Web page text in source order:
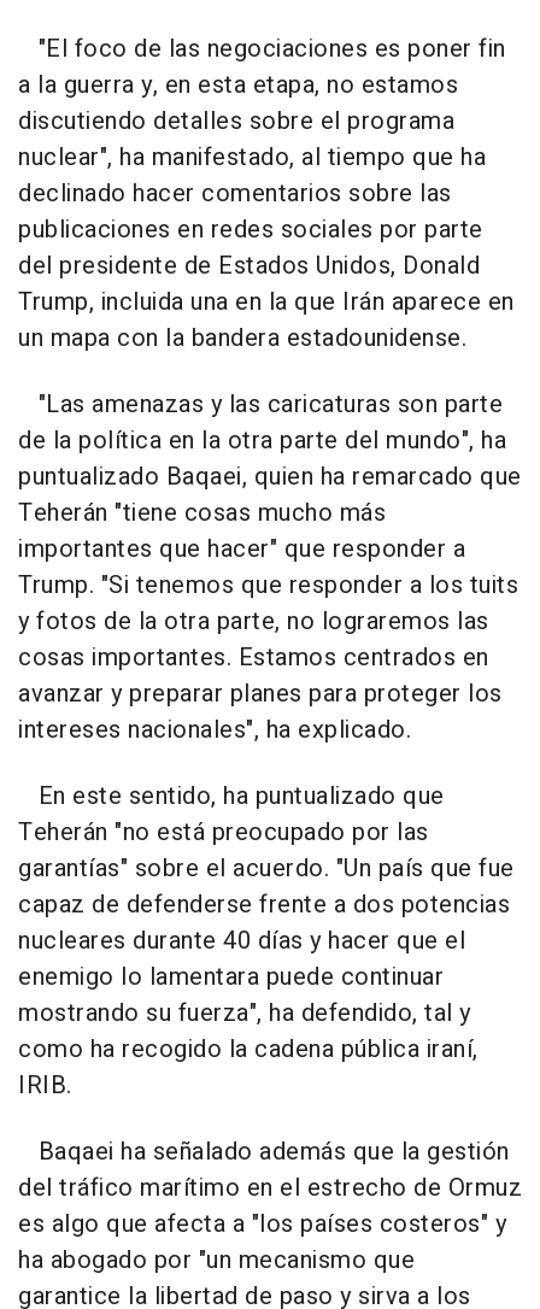
"El foco de las negociaciones es poner fin
a la guerra y, en esta etapa, no estamos
discutiendo detalles sobre el programa
nuclear", ha manifestado, al tiempo que ha
declinado hacer comentarios sobre las
publicaciones en redes sociales por parte
del presidente de Estados Unidos, Donald
Trump, incluida una en la que Irán aparece en
un mapa con la bandera estadounidense.
"Las amenazas y las caricaturas son parte
de la política en la otra parte del mundo", ha
puntualizado Baqaei, quien ha remarcado que
Teherán "tiene cosas mucho más
importantes que hacer" que responder a
Trump. "Si tenemos que responder a los tuits
y fotos de la otra parte, no lograremos las
cosas importantes. Estamos centrados en
avanzar y preparar planes para proteger los
intereses nacionales", ha explicado.
En este sentido, ha puntualizado que
Teherán "no está preocupado por las
garantías" sobre el acuerdo. "Un país que fue
capaz de defenderse frente a dos potencias
nucleares durante 40 días y hacer que el
enemigo lo lamentara puede continuar
mostrando su fuerza", ha defendido, tal y
como ha recogido la cadena pública iraní,
IRIB.
Baqaei ha señalado además que la gestión
del tráfico marítimo en el estrecho de Ormuz
es algo que afecta a "los países costeros" y
ha abogado por "un mecanismo que
garantice la libertad de paso y sirva a los